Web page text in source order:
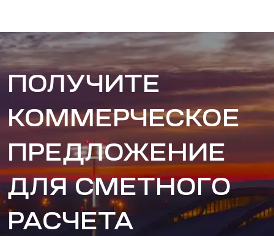
ПОЛУЧИТЕ
КОММЕРЧЕСКОЕ
ПРЕДЛОЖЕНИЕ
ДЛЯ СМЕТНОГО
РАСЧЕТА